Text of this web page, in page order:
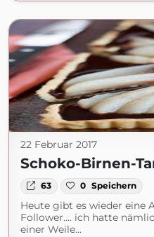
22 Februar 2017
Schoko-Birnen-
63 0 Speichern
Heute gibt es wieder eine
Follower…. ich hatte
einer Weile...